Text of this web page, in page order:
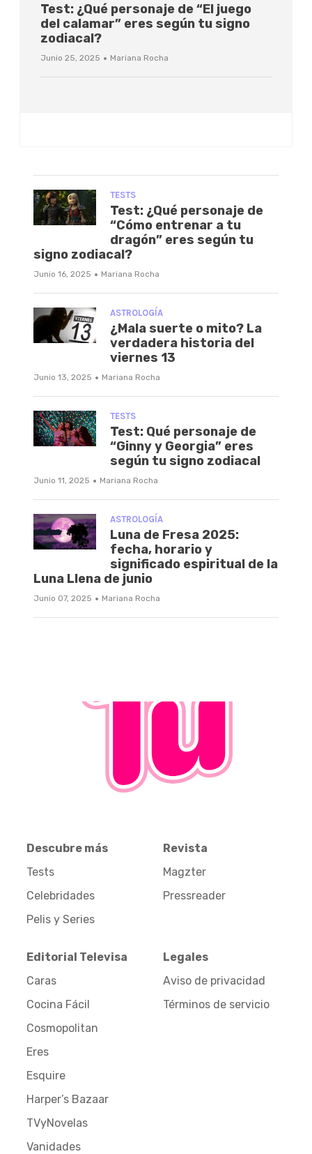
Test: ¿Qué personaje de “El juego
del calamar” eres según tu signo
zodiacal?
Junio 25, 2025 · Mariana Rocha
TESTS
Test: ¿Qué personaje de
“Cómo entrenar a tu
dragón” eres según tu
signo zodiacal?
Junio 16, 2025 · Mariana Rocha
ASTROLOGÍA
¿Mala suerte o mito? La
verdadera historia del
viernes 13
Junio 13, 2025 · Mariana Rocha
TESTS
Test: Qué personaje de
“Ginny y Georgia” eres
según tu signo zodiacal
Junio 11, 2025 · Mariana Rocha
ASTROLOGÍA
Luna de Fresa 2025:
fecha, horario y
significado espiritual de la
Luna Llena de junio
Junio 07, 2025 · Mariana Rocha
Descubre más
Tests
Celebridades
Pelis y Series
Revista
Magzter
Pressreader
Editorial Televisa
Caras
Cocina Fácil
Cosmopolitan
Eres
Esquire
Harper’s Bazaar
TVyNovelas
Vanidades
Legales
Aviso de privacidad
Términos de servicio